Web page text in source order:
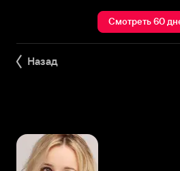
Смотреть 60
Назад